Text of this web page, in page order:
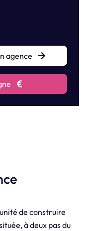
agence
de construire
à deux pas du